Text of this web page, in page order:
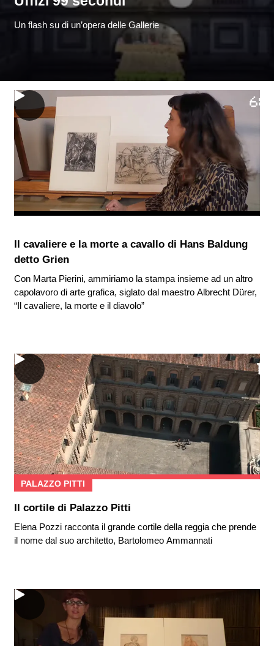
Un flash su di un’opera delle Gallerie
Il cavaliere e la morte a cavallo di Hans Baldung
detto Grien
Con Marta Pierini, ammiriamo la stampa insieme ad un altro
capolavoro di arte grafica, siglato dal maestro Albrecht Dürer,
“Il cavaliere, la morte e il diavolo”
PALAZZO PITTI
Il cortile di Palazzo Pitti
Elena Pozzi racconta il grande cortile della reggia che prende
il nome dal suo architetto, Bartolomeo Ammannati